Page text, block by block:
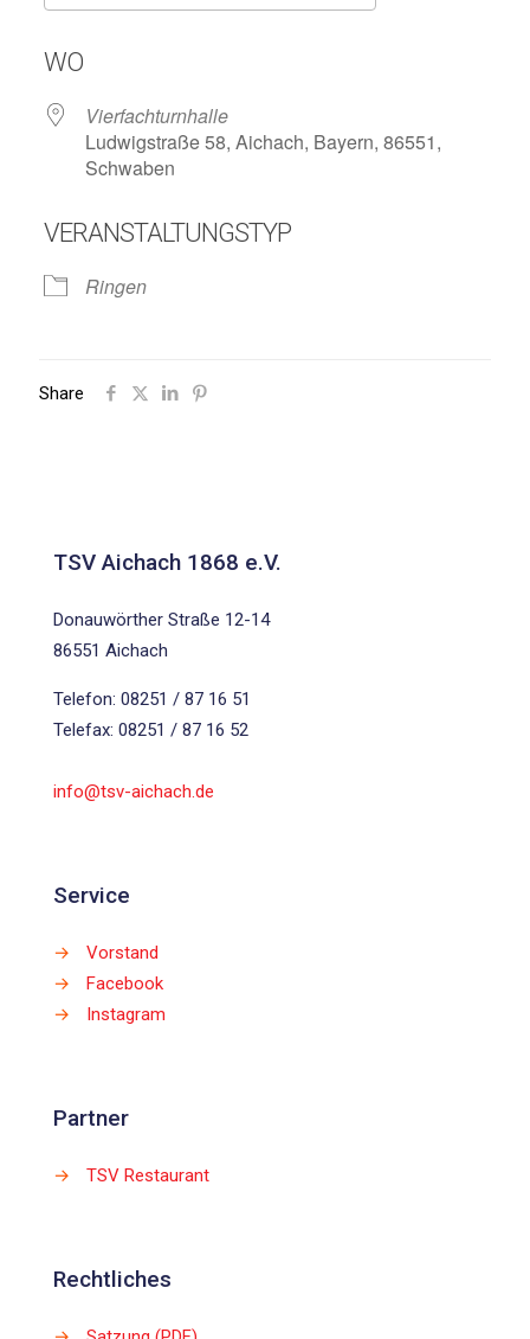
WO
Vierfachturnhalle
Ludwigstraße 58, Aichach, Bayern, 86551,
Schwaben
VERANSTALTUNGSTYP
Ringen
Share
TSV Aichach 1868 e.V.
Donauwörther Straße 12-14
86551 Aichach
Telefon: 08251 / 87 16 51
Telefax: 08251 / 87 16 52
info@tsv-aichach.de
Service
→
Vorstand
→
Facebook
→
Instagram
Partner
→ TSV Restaurant
Rechtliches